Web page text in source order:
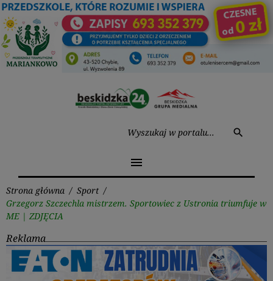
Przejdź
do
treści
search
menu
Strona główna / Sport /
Grzegorz Szczechla mistrzem. Sportowiec z Ustronia triumfuje w
ME | ZDJĘCIA
Reklama